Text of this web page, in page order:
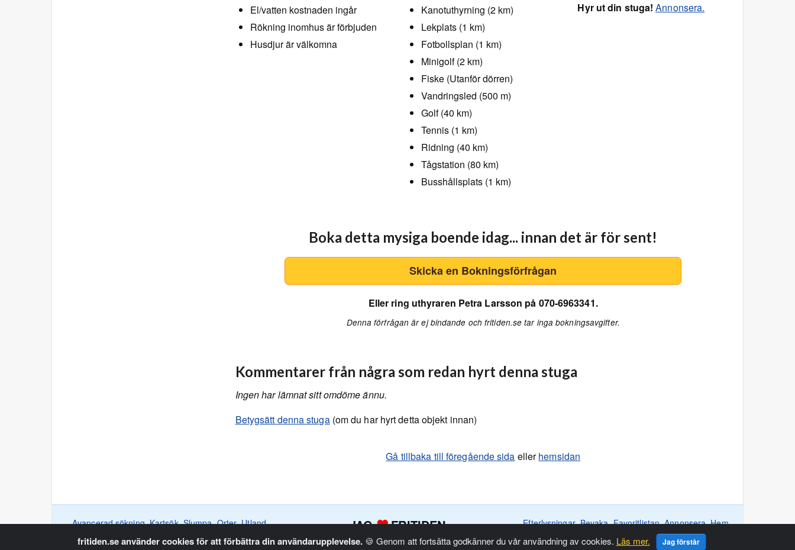
El/vatten kostnaden ingår
Rökning inomhus är förbjuden
Husdjur är välkomna
Kanotuthyrning (2 km)
Lekplats (1 km)
Fotbollsplan (1 km)
Minigolf (2 km)
Fiske (Utanför dörren)
Vandringsled (500 m)
Golf (40 km)
Tennis (1 km)
Ridning (40 km)
Tågstation (80 km)
Busshållsplats (1 km)
Hyr ut din stuga! Annonsera.
Boka detta mysiga boende idag... innan det är för sent!
Skicka en Bokningsförfrågan
Eller ring uthyraren Petra Larsson på 070-6963341.
Denna förfrågan är ej bindande och fritiden.se tar inga bokningsavgifter.
Kommentarer från några som redan hyrt denna stuga
Ingen har lämnat sitt omdöme ännu.
Betygsätt denna stuga(om du har hyrt detta objekt innan)
Gå tillbaka till föregående sida ellerhemsidan
Avancerad sökning Kartsök Slumpa Orter Utland JAG FRITIDEN Efterlysningar Bevaka Favoritlistan Annonsera Hem
Copyright © Fritiden Sverige AB. Allt innehåll på fritiden.se är upphovsrättligt skyddat.Privacy and Cookie Policy.
fritiden.se använder cookies för att förbättra din användarupplevelse.🍪 Genom att fortsätta godkänner du vår användning av cookies. Läs mer. Jag förstår